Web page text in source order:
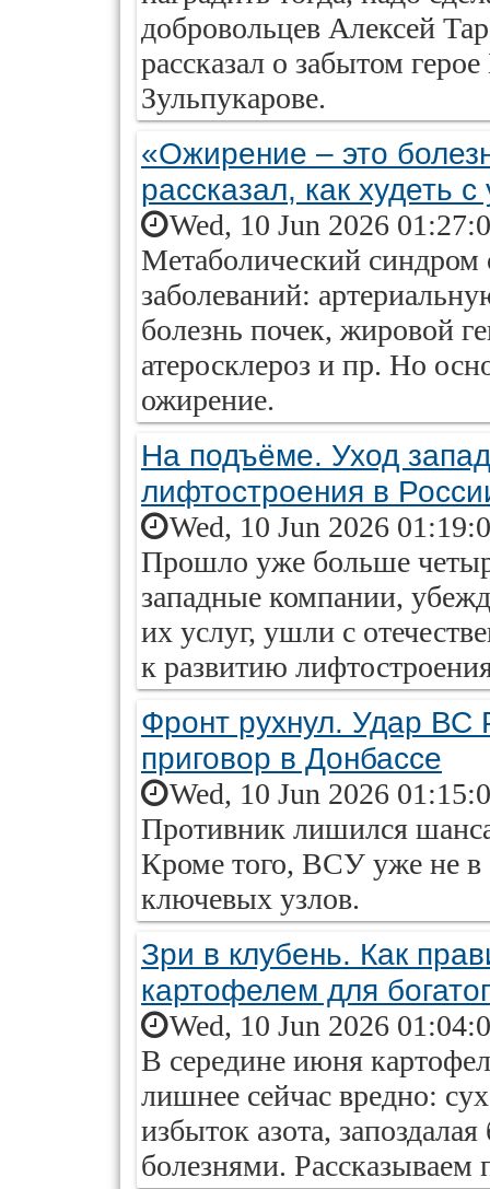
добровольцев Алексей
рассказал о забытом
Зульпукарове.
«Ожирение – это
рассказал, как худеть
Wed, 10 Jun 2026
Метаболический синдром
заболеваний:
болезнь почек, жировой
атеросклероз и пр. Но
ожирение.
На подъёме. Уход
лифтостроения в
Wed, 10 Jun 2026
Прошло уже больше
западные компании,
их услуг, ушли с
к развитию
Фронт рухнул. Удар
приговор в Донбассе
Wed, 10 Jun 2026
Противник лишился
Кроме того, ВСУ уже не в
ключевых узлов.
Зри в клубень. Как
картофелем для
Wed, 10 Jun 2026
В середине июня
лишнее сейчас вредно:
избыток азота,
болезнями.